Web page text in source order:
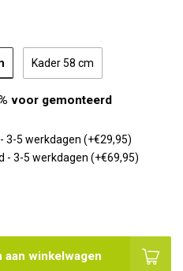
Kader 58 cm
voor gemonteerd
3-5 werkdagen (+€29,95)
3-5 werkdagen (+€69,95)
aan winkelwagen